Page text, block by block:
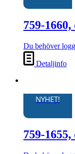
759-
Du behöver
Detaljinfo
NYHET!
759-